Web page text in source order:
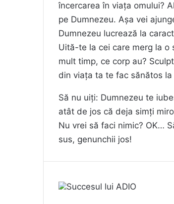
încercarea în viața omului?
pe Dumnezeu. Așa vei
Dumnezeu lucrează la
Uită-te la cei care merg la o
mult timp, ce corp au?
din viața ta te fac sănătos
Să nu uiți: Dumnezeu te
atât de jos că deja simți
Nu vrei să faci nimic? OK…
sus, genunchii jos!